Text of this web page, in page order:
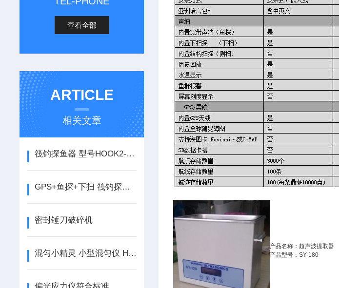
查看全部
ARTICLE
相关文章
筏钓探鱼器 型号HOOK2-5 HDI
GPS+鱼探+下扫 筏钓探鱼器
密封锤刀破碎机
混匀小精灵 小型混匀仪 HX-3000
产品名称：超声波提取器
产品型号：SY-180